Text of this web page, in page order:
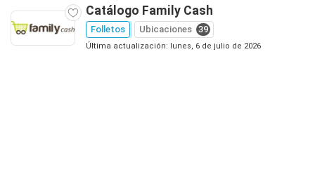
Catálogo Family Cash
Folletos Ubicaciones 39
Última actualización: lunes, 6 de julio de 2026